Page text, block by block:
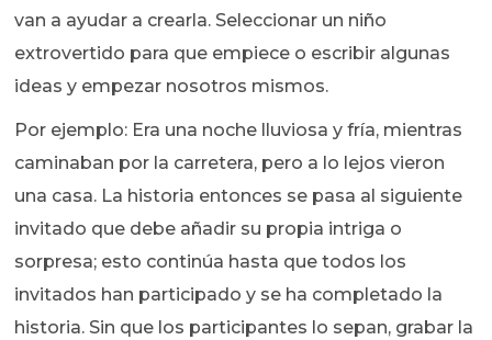
van a ayudar a crearla. Seleccionar un niño
extrovertido para que empiece o escribir algunas
ideas y empezar nosotros mismos.
Por ejemplo: Era una noche lluviosa y fría, mientras
caminaban por la carretera, pero a lo lejos vieron
una casa. La historia entonces se pasa al siguiente
invitado que debe añadir su propia intriga o
sorpresa; esto continúa hasta que todos los
invitados han participado y se ha completado la
historia. Sin que los participantes lo sepan, grabar la